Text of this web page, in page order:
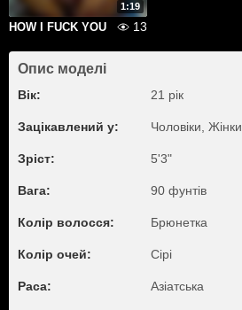
1:19
HOW I FUCK YOU 13
Опис моделі
Вік: 21 рік
Зацікавлений у: Чоловіки, Жiнки
Зріст: 5'3"
Вага: 90 фунтів
Колір волосся: Брюнетка
Колір очей: Сірі
Раса: Азіатська